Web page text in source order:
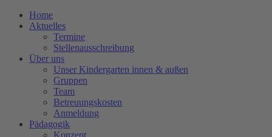
Home
Aktuelles
Termine
Stellenausschreibung
Über uns
Unser Kindergarten innen & außen
Gruppen
Team
Betreuungskosten
Anmeldung
Pädagogik
Konzept